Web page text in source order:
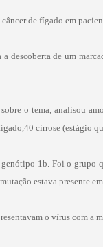
de fígado em
de um
o tema, analisou
cirrose (estágio
1b. Foi o grupo
estava presente
o vírus com a